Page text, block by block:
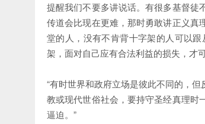
提醒我们不要多讲说话。有很多基督徒
传道会比现在更难，那时勇敢讲正义真
堂的人，没有不肯背十字架的人可以
架，面对自己应有合法利益的损失，才
“有时世界和政府立场是彼此不同的，
教或现代世俗社会，要持守圣经真理时
逼迫。”